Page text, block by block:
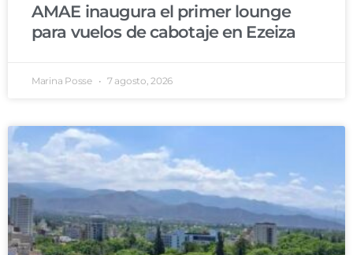
AMAE inaugura el primer lounge
para vuelos de cabotaje en Ezeiza
Marina Posse 7 agosto, 2026